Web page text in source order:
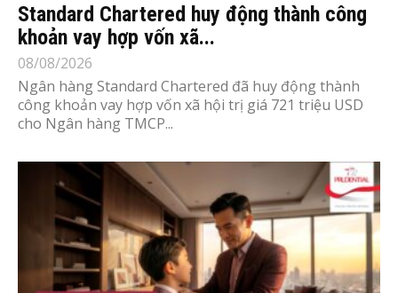
Standard Chartered huy động thành công
khoản vay hợp vốn xã...
08/08/2026
Ngân hàng Standard Chartered đã huy động thành
công khoản vay hợp vốn xã hội trị giá 721 triệu USD
cho Ngân hàng TMCP...